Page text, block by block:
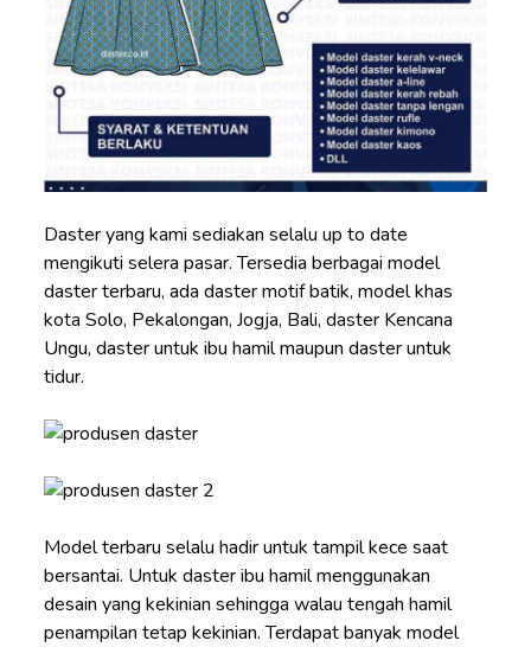
Daster yang kami sediakan selalu up to date
mengikuti selera pasar. Tersedia berbagai model
daster terbaru, ada daster motif batik, model khas
kota Solo, Pekalongan, Jogja, Bali, daster Kencana
Ungu, daster untuk ibu hamil maupun daster untuk
tidur.
Model terbaru selalu hadir untuk tampil kece saat
bersantai. Untuk daster ibu hamil menggunakan
desain yang kekinian sehingga walau tengah hamil
penampilan tetap kekinian. Terdapat banyak model